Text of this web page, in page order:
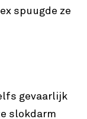
spuugde ze
gevaarlijk
slokdarm